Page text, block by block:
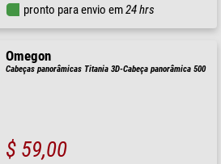
pronto para envio em24 hrs
Omegon
Cabeças panorâmicas Titania 3D-Cabeça panorâmica 500
$ 59,00